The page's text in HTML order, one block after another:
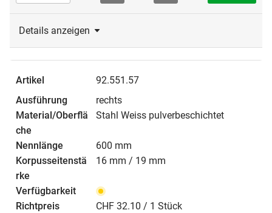
Details anzeigen
92.551.57
rechts
Stahl Weiss pulverbeschichtet
600 mm
16 mm / 19 mm
CHF 32.10 / 1 Stück